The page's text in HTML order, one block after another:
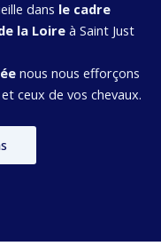
dans le cadre
la Loireà Saint Just
nous nous efforçons
ceux de vos chevaux.